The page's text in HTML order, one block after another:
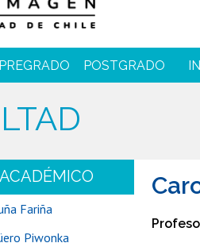
PREGRADO POSTGRADO
Fariña
Piwonka